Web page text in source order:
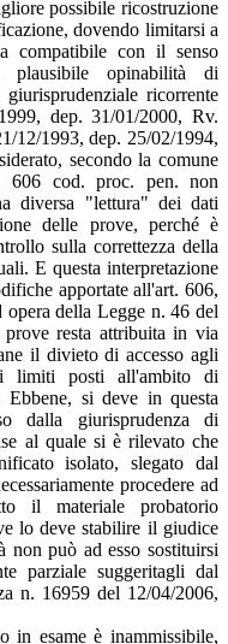
possibile ricostruzione
dovendo limitarsi a
compatibile con il senso
opinabilità di
ricorrente
dep. 31/01/2000, Rv.
12/1993, dep. 25/02/1994,
secondo la comune
606 cod. proc. pen. non
diversa "lettura" dei dati
delle prove, perché è
sulla correttezza della
E questa interpretazione
apportate all'art. 606,
della Legge n. 46 del
resta attribuita in via
il divieto di accesso agli
limiti posti all'ambito di
Ebbene, si deve in questa
dalla giurisprudenza di
al quale si è rilevato che
isolato, slegato dal
procedere ad
il materiale probatorio
lo deve stabilire il giudice
può ad esso sostituirsi
parziale suggeritagli dal
n. 16959 del 12/04/2006,
in esame è inammissibile,